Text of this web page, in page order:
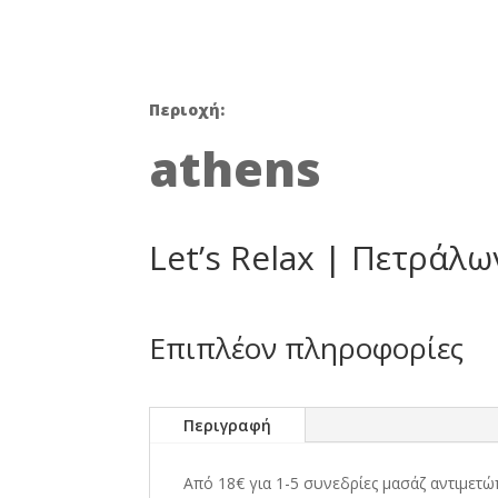
Περιοχή:
athens
Let’s Relax |
Επιπλέον πληροφορίες
Περιγραφή
Από 18€ για 1-5 συνεδρίες μασάζ